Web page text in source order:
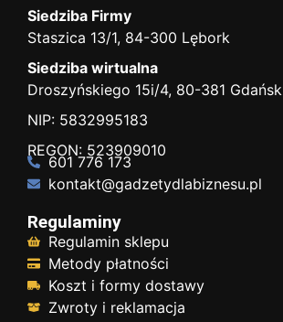
Siedziba Firmy
Staszica 13/1, 84-300 Lębork
Siedziba wirtualna
Droszyńskiego 15i/4, 80-381 Gdańsk
NIP: 5832995183
REGON: 523909010
601 776 173
kontakt@gadzetydlabiznesu.pl
Regulaminy
Regulamin sklepu
Metody płatności
Koszt i formy dostawy
Zwroty i reklamacja